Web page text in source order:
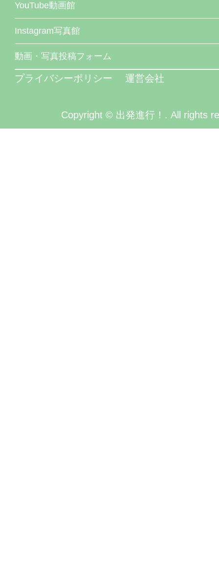
YouTube動画館
Instagram写真館
動画・写真投稿フォーム
プライバシーポリシー 運営会社
Copyright © 出発進行！. All rights